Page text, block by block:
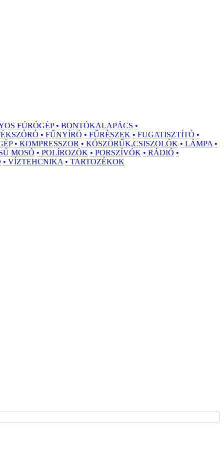
FÚRÓGÉP • BONTÓKALAPÁCS •
• FŰNYÍRÓ • FŰRÉSZEK • FUGATISZTÍTÓ •
• KOMPRESSZOR • KÖSZÖRŰK,CSISZOLÓK • LÁMPA •
MOSÓ • POLÍROZÓK • PORSZÍVÓK • RÁDIÓ •
• VÍZTEHCNIKA • TARTOZÉKOK